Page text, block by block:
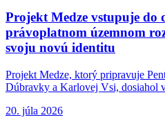
Projekt Medze vstupuje do
právoplatnom územnom
svoju novú identitu
Projekt Medze, ktorý pripravuje
Dúbravky a Karlovej Vsi, dosiahol
20. júla 2026